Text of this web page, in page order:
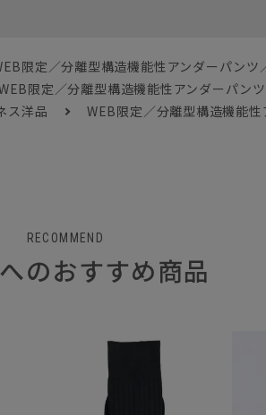
限定／分離型構造機能性アンダーパンツ
限定／分離型構造機能性アンダーパン
ス洋品 WEB限定／分離型構造機能
RECOMMEND
のおすすめ商品